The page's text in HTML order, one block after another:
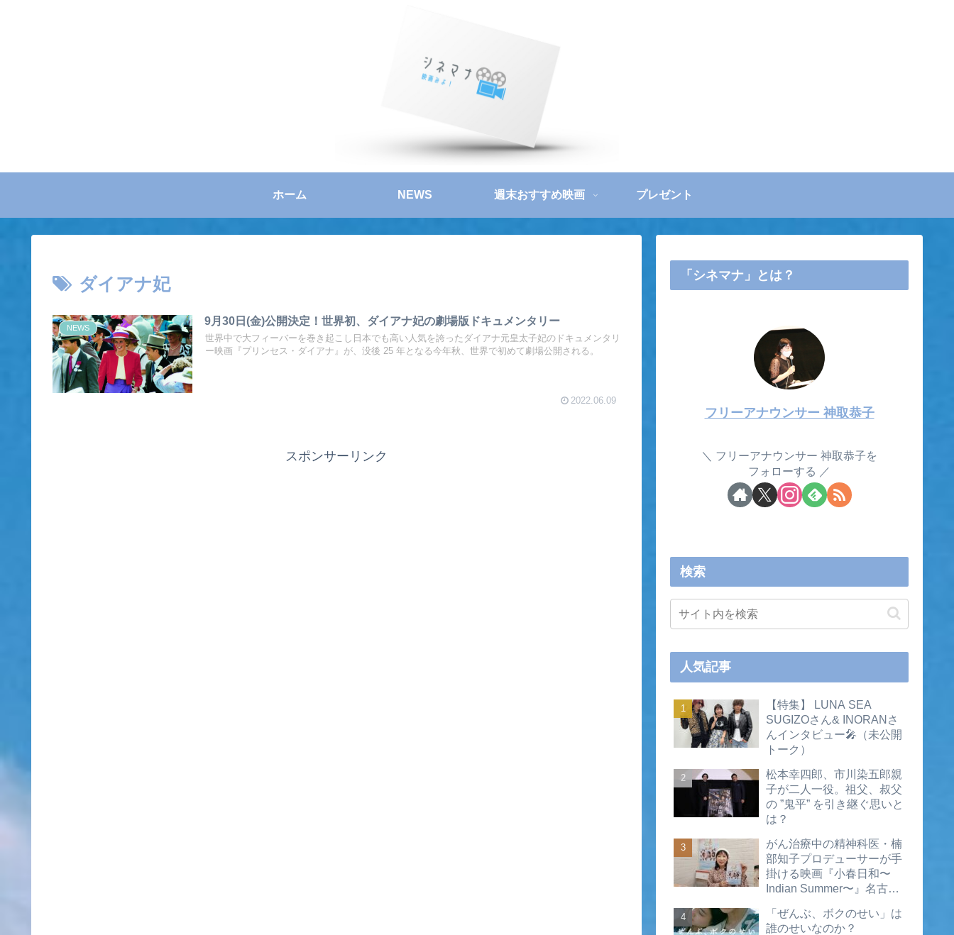
ホーム NEWS 週末おすすめ映画 プレゼント
ダイアナ妃
NEWS
9月30日(金)公開決定！世界初、ダイアナ妃の劇場版ドキュメンタリー
世界中で大フィーバーを巻き起こし日本でも高い人気を誇ったダイアナ元皇太子妃のドキュメンタリ
ー映画『プリンセス・ダイアナ』が、没後 25 年となる今年秋、世界で初めて劇場公開される。
2022.06.09
スポンサーリンク
「シネマナ」とは？
フリーアナウンサー 神取恭子
フリーアナウンサー 神取恭子を
フォローする
検索
人気記事
【特集】 LUNA SEA
SUGIZOさん& INORANさ
んインタビュー🎤（未公開
トーク）
松本幸四郎、市川染五郎親
子が二人一役。祖父、叔父
の ”鬼平” を引き継ぐ思いと
は？
がん治療中の精神科医・楠
部知子プロデューサーが手
掛ける映画『小春日和〜
Indian Summer〜』名古屋
画あり）
「ぜんぶ、ボクのせい」は
誰のせいなのか？